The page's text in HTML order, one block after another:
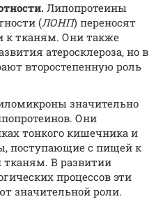
Липопротеины
(ЛОНП) переносят
к тканям. Они также
атеросклероза, но в
второстепенную роль
значительно
Они
тонкого кишечника и
поступающие с пищей к
В развитии
процессов эти
значительной роли.